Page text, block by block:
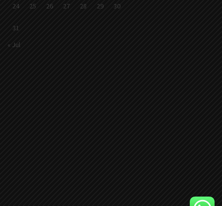
24 25 26 27 28 29 30
31
« Jul